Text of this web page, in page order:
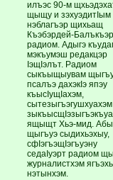
илъэс 90-м
щыщу и зэхуэдитIым
нэблагъэр щихьащ
Къэбэрдей-
радиом. Адыгэ
мэкъумэш редакцэр
IэщIэлът. Радиом
сыкъыщыувам
псалъэ дахэкIэ япэу
къысIущIахэм,
ящыщт Хьэ-мид. Абы
щыгъуэ сыдихьэхыу,
сфIэгъэщIэгъуэну
седаIуэрт радиом
журналистхэм
нэтынхэм.